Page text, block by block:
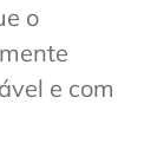
o
e com